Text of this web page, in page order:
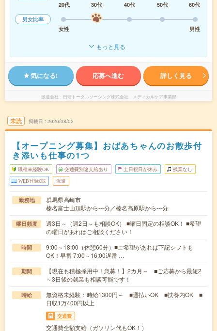
20代
30代 40代 50代
60代
男女比率
女性
男性
もっと見る
気になる! 応募へ進む 詳しく見る
派遣会社 日研トータルソーシング株式会社 メディカルケア事業部
未読 掲載日 2026/08/02
【オープニング募集】おばあちゃんのお散歩付
き添いも仕事の1つ
職種未経験OK 交通費別途支給あり 土日祝日が休み 残業なし
WEB登録OK 派遣
勤務地
群馬県高崎市
榛名富士山頂駅から---分／榛名高原駅から---分
曜日頻度
週3日～（週2日～も相談OK） ■曜日固定の相談OK！ ■希望
の曜日があればご相談ください！
時間
9:00～18:00（休憩60分）■ご希望があれば下記シフトも
OK！早番 7:00～16:00遅番 …
期間
【現在も積極採用中！急募！】2カ月～ ■ご応募から最短2
～3日後の就業も相談可能です！
時給
無資格未経験：時給1300円～ ■週払いOK ■扶養内OK ■
日収1万400円以上
交通費
交通費全額支給（ガソリン代もOK！）